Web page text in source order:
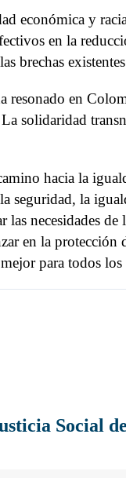
económica y
en la
brechas
en
solidaridad
hacia la
seguridad, la
necesidades
en la
para todos
Social